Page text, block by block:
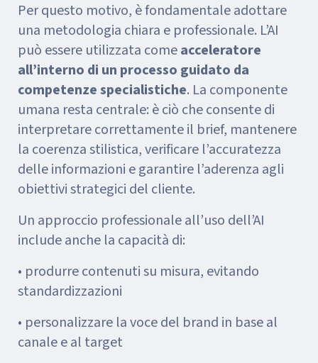
Per questo motivo, è fondamentale adottare
una metodologia chiara e professionale. L’AI
può essere utilizzata comeacceleratore
all’interno di un processo guidato da
competenze specialistiche. La componente
umana resta centrale: è ciò che consente di
interpretare correttamente il brief, mantenere
la coerenza stilistica, verificare l’accuratezza
delle informazioni e garantire l’aderenza agli
obiettivi strategici del cliente.
Un approccio professionale all’uso dell’AI
include anche la capacità di:
• produrre contenuti su misura, evitando
standardizzazioni
• personalizzare la voce del brand in base al
canale e al target